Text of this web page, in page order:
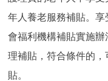
年人養老服務補貼。
會福利機構補貼實施
理補貼，符合條件的
貼。